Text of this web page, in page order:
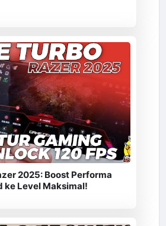
2025: Boost Performa
ke Level Maksimal!